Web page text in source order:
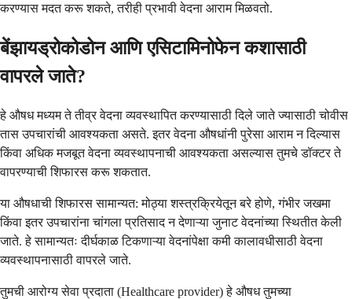
करण्यास मदत करू शकते, तरीही प्रभावी वेदना आराम मिळवतो.
बेंझायड्रोकोडोन आणि एसिटामिनोफेन कशासाठी
वापरले जाते?
हे औषध मध्यम ते तीव्र वेदना व्यवस्थापित करण्यासाठी दिले जाते ज्यासाठी चोवीस
तास उपचारांची आवश्यकता असते. इतर वेदना औषधांनी पुरेसा आराम न दिल्यास
किंवा अधिक मजबूत वेदना व्यवस्थापनाची आवश्यकता असल्यास तुमचे डॉक्टर ते
वापरण्याची शिफारस करू शकतात.
या औषधाची शिफारस सामान्यत: मोठ्या शस्त्रक्रियेतून बरे होणे, गंभीर जखमा
किंवा इतर उपचारांना चांगला प्रतिसाद न देणाऱ्या जुनाट वेदनांच्या स्थितीत केली
जाते. हे सामान्यतः दीर्घकाळ टिकणाऱ्या वेदनांपेक्षा कमी कालावधीसाठी वेदना
व्यवस्थापनासाठी वापरले जाते.
तुमची आरोग्य सेवा प्रदाता (Healthcare provider) हे औषध तुमच्या